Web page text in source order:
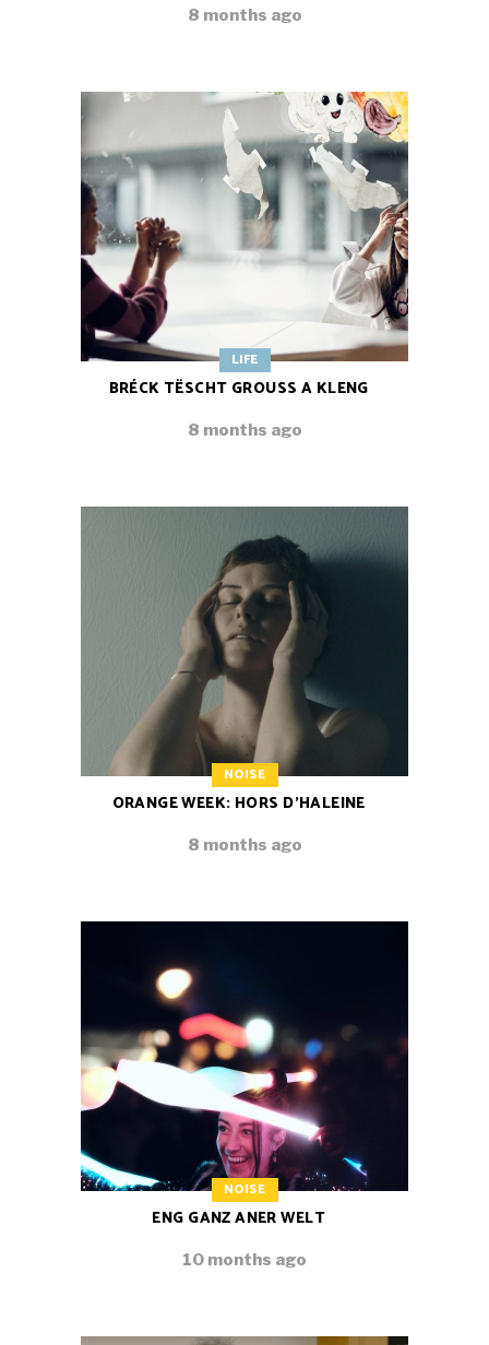
8 months ago
LIFE
BRÉCK TËSCHT GROUSS A KLENG
8 months ago
NOISE
ORANGE WEEK: HORS D’HALEINE
8 months ago
NOISE
ENG GANZ ANER WELT
10 months ago